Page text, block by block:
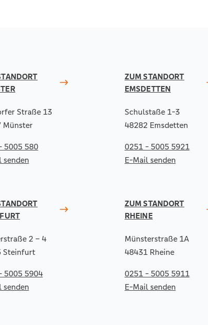
Straße 13
Münster
5005 580
senden
ZUM STANDORT
EMSDETTEN
Schulstaße 1-3
48282 Emsdetten
0251 - 5005 5921
E-Mail senden
2 – 4
Steinfurt
5005 5904
senden
ZUM STANDORT
RHEINE
Münsterstraße 1A
48431 Rheine
0251 - 5005 5911
E-Mail senden